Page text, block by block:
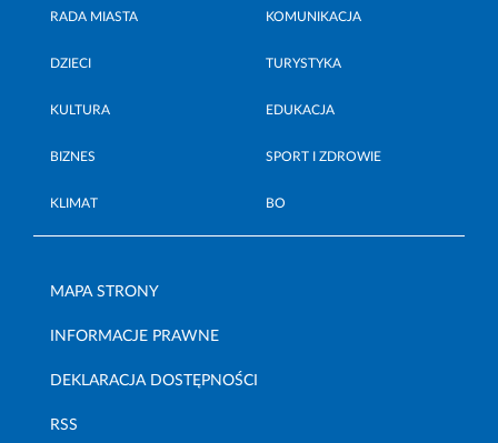
RADA MIASTA KOMUNIKACJA
DZIECI TURYSTYKA
KULTURA EDUKACJA
BIZNES SPORT I ZDROWIE
KLIMAT BO
MAPA STRONY
INFORMACJE PRAWNE
DEKLARACJA DOSTĘPNOŚCI
RSS